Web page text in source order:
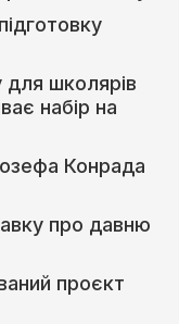
для школярів
набір на
Конрада
про давню
проєкт